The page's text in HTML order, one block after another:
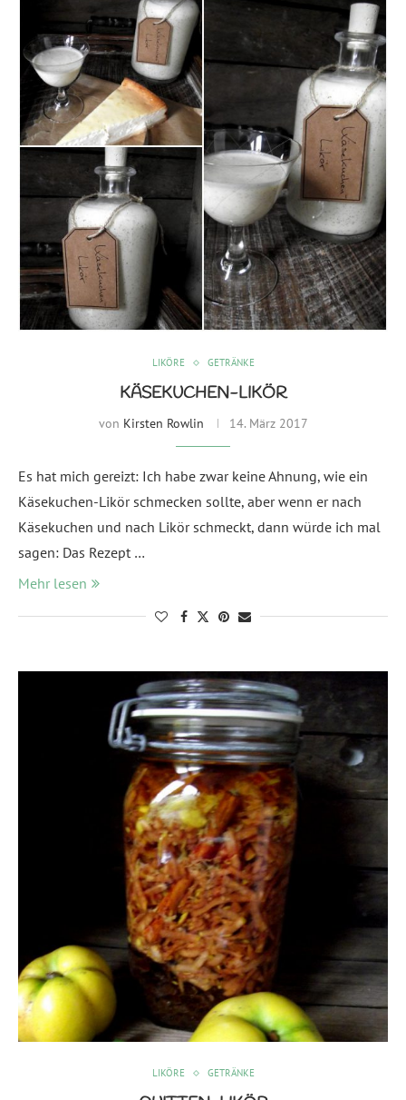
LIKÖRE GETRÄNKE
KÄSEKUCHEN-LIKÖR
von Kirsten Rowlin 14. März 2017
Es hat mich gereizt: Ich habe zwar keine Ahnung, wie ein
Käsekuchen-Likör schmecken sollte, aber wenn er nach
Käsekuchen und nach Likör schmeckt, dann würde ich mal
sagen: Das Rezept …
Mehr lesen
LIKÖRE GETRÄNKE